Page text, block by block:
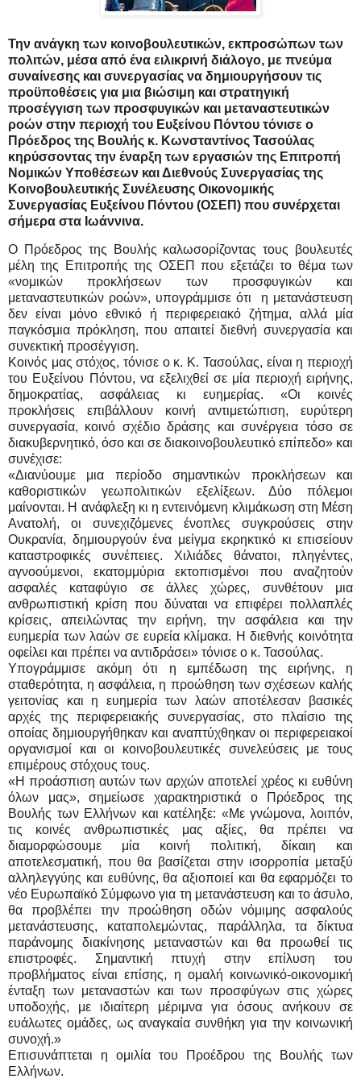
Την ανάγκη των κοινοβουλευτικών, εκπροσώπων των
πολιτών, μέσα από ένα ειλικρινή διάλογο, με πνεύμα
συναίνεσης και συνεργασίας να δημιουργήσουν τις
προϋποθέσεις για μια βιώσιμη και στρατηγική
προσέγγιση των προσφυγικών και μεταναστευτικών
ροών στην περιοχή του Ευξείνου Πόντου τόνισε ο
Πρόεδρος της Βουλής κ. Κωνσταντίνος Τασούλας
κηρύσσοντας την έναρξη των εργασιών της Επιτροπή
Νομικών Υποθέσεων και Διεθνούς Συνεργασίας της
Κοινοβουλευτικής Συνέλευσης Οικονομικής
Συνεργασίας Ευξείνου Πόντου (ΟΣΕΠ) που συνέρχεται
σήμερα στα Ιωάννινα.
Ο Πρόεδρος της Βουλής καλωσορίζοντας τους βουλευτές
μέλη της Επιτροπής της ΟΣΕΠ που εξετάζει το θέμα των
«νομικών προκλήσεων των προσφυγικών και
μεταναστευτικών ροών», υπογράμμισε ότι η μετανάστευση
δεν είναι μόνο εθνικό ή περιφερειακό ζήτημα, αλλά μία
παγκόσμια πρόκληση, που απαιτεί διεθνή συνεργασία και
συνεκτική προσέγγιση.
Κοινός μας στόχος, τόνισε ο κ. Κ. Τασούλας, είναι η περιοχή
του Ευξείνου Πόντου, να εξελιχθεί σε μία περιοχή ειρήνης,
δημοκρατίας, ασφάλειας κι ευημερίας. «Οι κοινές
προκλήσεις επιβάλλουν κοινή αντιμετώπιση, ευρύτερη
συνεργασία, κοινό σχέδιο δράσης και συνέργεια τόσο σε
διακυβερνητικό, όσο και σε διακοινοβουλευτικό επίπεδο» και
συνέχισε:
«Διανύουμε μια περίοδο σημαντικών προκλήσεων και
καθοριστικών γεωπολιτικών εξελίξεων. Δύο πόλεμοι
μαίνονται. Η ανάφλεξη κι η εντεινόμενη κλιμάκωση στη Μέση
Ανατολή, οι συνεχιζόμενες ένοπλες συγκρούσεις στην
Ουκρανία, δημιουργούν ένα μείγμα εκρηκτικό κι επισείουν
καταστροφικές συνέπειες. Χιλιάδες θάνατοι, πληγέντες,
αγνοούμενοι, εκατομμύρια εκτοπισμένοι που αναζητούν
ασφαλές καταφύγιο σε άλλες χώρες, συνθέτουν μια
ανθρωπιστική κρίση που δύναται να επιφέρει πολλαπλές
κρίσεις, απειλώντας την ειρήνη, την ασφάλεια και την
ευημερία των λαών σε ευρεία κλίμακα. Η διεθνής κοινότητα
οφείλει και πρέπει να αντιδράσει» τόνισε ο κ. Τασούλας.
Υπογράμμισε ακόμη ότι η εμπέδωση της ειρήνης, η
σταθερότητα, η ασφάλεια, η προώθηση των σχέσεων καλής
γειτονίας και η ευημερία των λαών αποτέλεσαν βασικές
αρχές της περιφερειακής συνεργασίας, στο πλαίσιο της
οποίας δημιουργήθηκαν και αναπτύχθηκαν οι περιφερειακοί
οργανισμοί και οι κοινοβουλευτικές συνελεύσεις με τους
επιμέρους στόχους τους.
«Η προάσπιση αυτών των αρχών αποτελεί χρέος κι ευθύνη
όλων μας», σημείωσε χαρακτηριστικά ο Πρόεδρος της
Βουλής των Ελλήνων και κατέληξε: «Με γνώμονα, λοιπόν,
τις κοινές ανθρωπιστικές μας αξίες, θα πρέπει να
διαμορφώσουμε μία κοινή πολιτική, δίκαιη και
αποτελεσματική, που θα βασίζεται στην ισορροπία μεταξύ
αλληλεγγύης και ευθύνης, θα αξιοποιεί και θα εφαρμόζει το
νέο Ευρωπαϊκό Σύμφωνο για τη μετανάστευση και το άσυλο,
θα προβλέπει την προώθηση οδών νόμιμης ασφαλούς
μετανάστευσης, καταπολεμώντας, παράλληλα, τα δίκτυα
παράνομης διακίνησης μεταναστών και θα προωθεί τις
επιστροφές. Σημαντική πτυχή στην επίλυση του
προβλήματος είναι επίσης, η ομαλή κοινωνικό-οικονομική
ένταξη των μεταναστών και των προσφύγων στις χώρες
υποδοχής, με ιδιαίτερη μέριμνα για όσους ανήκουν σε
ευάλωτες ομάδες, ως αναγκαία συνθήκη για την κοινωνική
συνοχή.»
Επισυνάπτεται η ομιλία του Προέδρου της Βουλής των
Ελλήνων.